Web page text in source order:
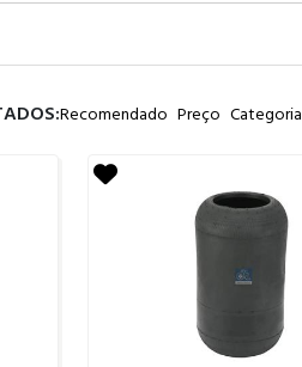
Recomendado Preço Categoria